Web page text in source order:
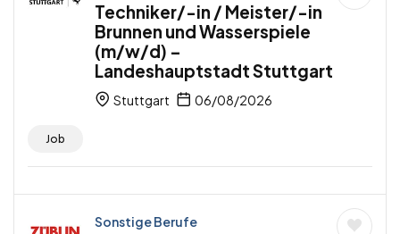
Techniker/-in / Meister/-in
Brunnen und Wasserspiele
(m/w/d) –
Landeshauptstadt Stuttgart
Stuttgart 06/08/2026
Job
Sonstige Berufe